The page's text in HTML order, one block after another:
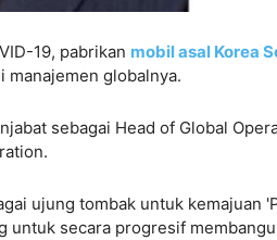
19, pabrikan mobil asal Korea
manajemen globalnya.
sebagai Head of Global
ujung tombak untuk kemajuan
untuk secara progresif